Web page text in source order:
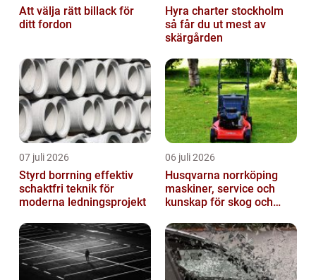
Att välja rätt billack för
ditt fordon
Hyra charter stockholm
så får du ut mest av
skärgården
07 juli 2026
Styrd borrning effektiv
schaktfri teknik för
moderna ledningsprojekt
06 juli 2026
Husqvarna norrköping
maskiner, service och
kunskap för skog och